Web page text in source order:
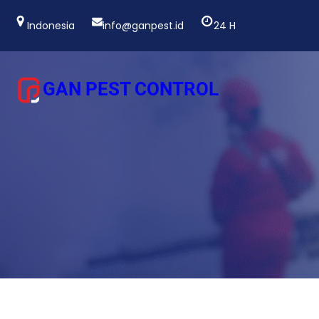
Indonesia info@ganpest.id 24 H
GAN PEST CONTROL